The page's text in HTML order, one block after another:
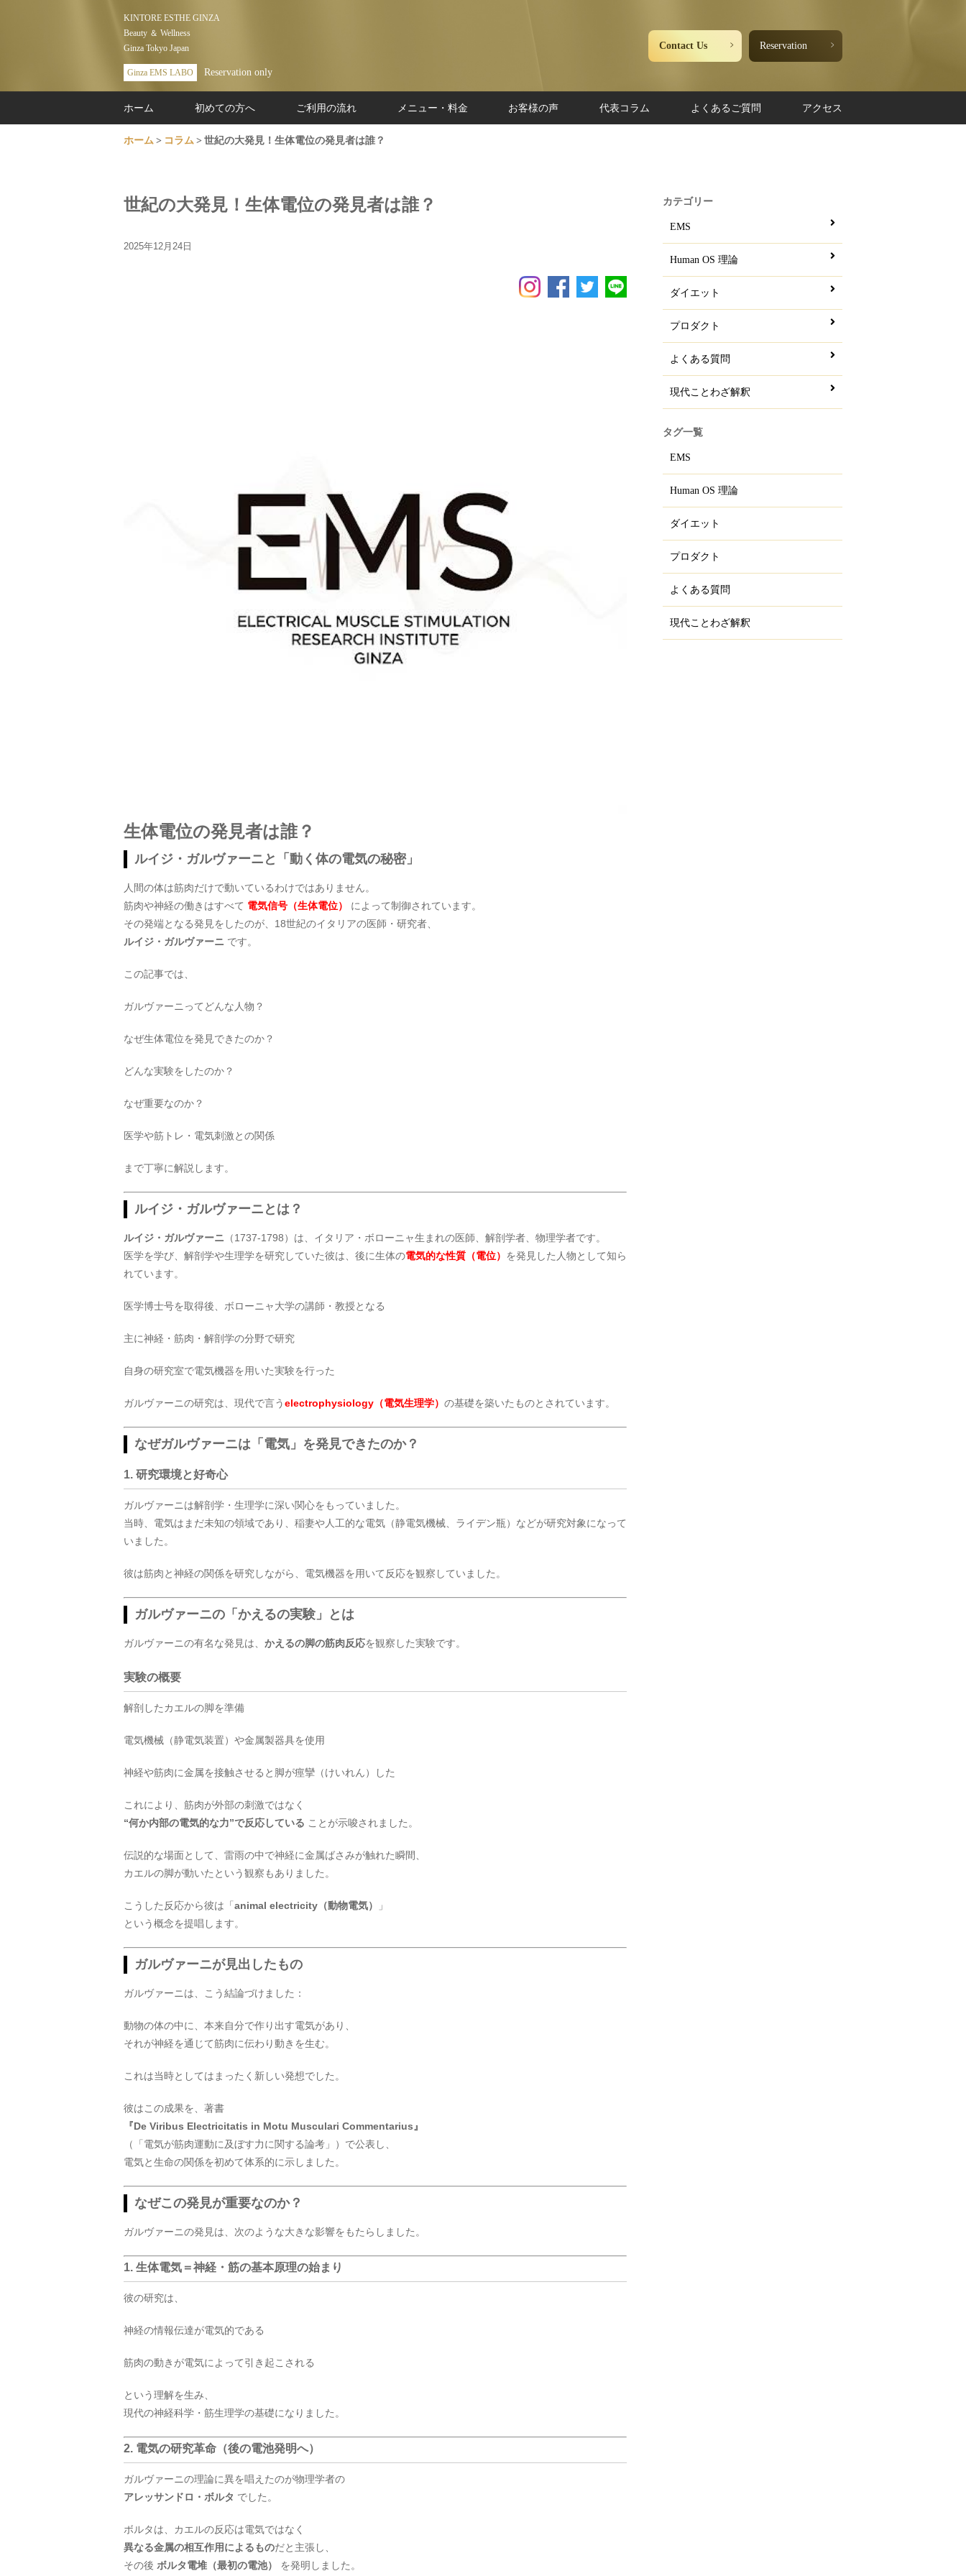
KINTORE ESTHE GINZA
Beauty ＆ Wellness
Ginza Tokyo Japan
Ginza EMS LABO Reservation only
Contact Us Reservation
ホーム 初めての方へ ご利用の流れ メニュー・料金 お客様の声 代表コラム よくあるご質問 アクセス
ホーム コラム 世紀の大発見！生体電位の発見者は誰？
世紀の大発見！生体電位の発見者は誰？
2025年12月24日
生体電位の発見者は誰？
ルイジ・ガルヴァーニと「動く体の電気の秘密」
人間の体は筋肉だけで動いているわけではありません。
筋肉や神経の働きはすべて 電気信号（生体電位）
によって制御されています。
その発端となる発見をしたのが、18世紀のイタリアの医師・研究者、
ルイジ・ガルヴァーニ です。
この記事では、
ガルヴァーニってどんな人物？
なぜ生体電位を発見できたのか？
どんな実験をしたのか？
なぜ重要なのか？
医学や筋トレ・電気刺激との関係
まで丁寧に解説します。
ルイジ・ガルヴァーニとは？
ルイジ・ガルヴァーニ （1737-1798）は、イタリア・ボローニャ生まれの医師、解剖学者、物理学者です。
医学を学び、解剖学や生理学を研究していた彼は、後に生体の電気的な性質（電位） を発見した人物として知ら
れています。
医学博士号を取得後、ボローニャ大学の講師・教授となる
主に神経・筋肉・解剖学の分野で研究
自身の研究室で電気機器を用いた実験を行った
ガルヴァーニの研究は、現代で言うelectrophysiology（電気生理学） の基礎を築いたものとされています。
なぜガルヴァーニは「電気」を発見できたのか？
1. 研究環境と好奇心
ガルヴァーニは解剖学・生理学に深い関心をもっていました。
当時、電気はまだ未知の領域であり、稲妻や人工的な電気（静電気機械、ライデン瓶）などが研究対象になって
いました。
彼は筋肉と神経の関係を研究しながら、電気機器を用いて反応を観察していました。
ガルヴァーニの「かえるの実験」とは
ガルヴァーニの有名な発見は、 かえるの脚の筋肉反応を観察した実験です。
実験の概要
解剖したカエルの脚を準備
電気機械（静電気装置）や金属製器具を使用
神経や筋肉に金属を接触させると脚が痙攣（けいれん）した
これにより、筋肉が外部の刺激ではなく
“何か内部の電気的な力”で反応している ことが示唆されました。
伝説的な場面として、雷雨の中で神経に金属ばさみが触れた瞬間、
カエルの脚が動いたという観察もありました。
こうした反応から彼は「 animal electricity（動物電気）
」
という概念を提唱します。
ガルヴァーニが見出したもの
ガルヴァーニは、こう結論づけました：
動物の体の中に、本来自分で作り出す電気があり、
それが神経を通じて筋肉に伝わり動きを生む。
これは当時としてはまったく新しい発想でした。
彼はこの成果を、著書
『De Viribus Electricitatis in Motu Musculari Commentarius』
（「電気が筋肉運動に及ぼす力に関する論考」）で公表し、
電気と生命の関係を初めて体系的に示しました。
なぜこの発見が重要なのか？
ガルヴァーニの発見は、次のような大きな影響をもたらしました。
1. 生体電気＝神経・筋の基本原理の始まり
彼の研究は、
神経の情報伝達が電気的である
筋肉の動きが電気によって引き起こされる
という理解を生み、
現代の神経科学・筋生理学の基礎になりました。
2. 電気の研究革命（後の電池発明へ）
ガルヴァーニの理論に異を唱えたのが物理学者の
アレッサンドロ・ボルタ でした。
ボルタは、カエルの反応は電気ではなく
異なる金属の相互作用によるものだと主張し、
その後 ボルタ電堆（最初の電池） を発明しました。
カテゴリー
EMS
Human OS 理論
ダイエット
プロダクト
よくある質問
現代ことわざ解釈
タグ一覧
EMS
Human OS 理論
ダイエット
プロダクト
よくある質問
現代ことわざ解釈